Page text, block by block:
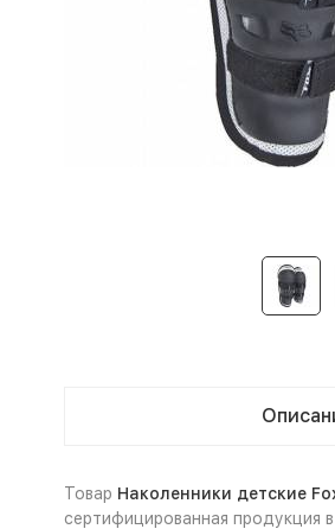
Товар Наколенники детские
сертифицированная продукция